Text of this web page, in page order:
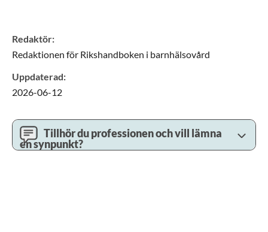
Redaktör:
Redaktionen för Rikshandboken i barnhälsovård
Uppdaterad:
2026-06-12
Tillhör du professionen och vill lämna
en synpunkt?